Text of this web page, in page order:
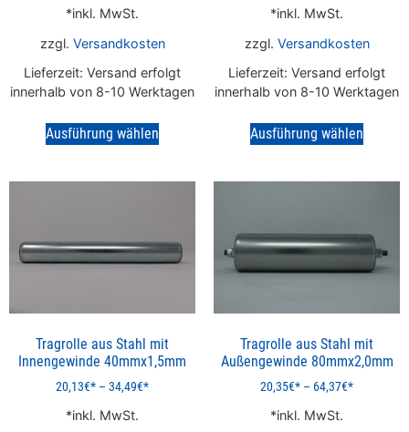
inkl. MwSt.
zzgl. Versandkosten
Lieferzeit: Versand erfolgt
innerhalb von 8-10 Werktagen
Ausführung wählen
inkl. MwSt.
zzgl. Versandkosten
Lieferzeit: Versand erfolgt
innerhalb von 8-10 Werktagen
Ausführung wählen
Tragrolle aus Stahl mit
Innengewinde 40mmx1,5mm
20,13€ – 34,49€
inkl. MwSt.
Tragrolle aus Stahl mit
Außengewinde 80mmx2,0mm
20,35€ – 64,37€
inkl. MwSt.